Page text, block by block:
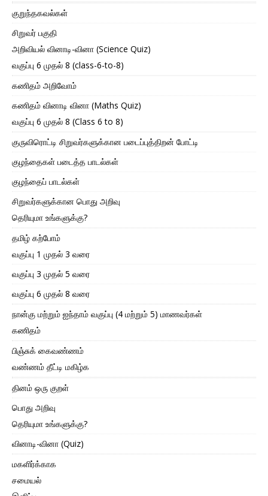
குறுந்தகவல்கள்
சிறுவர் பகுதி
அறிவியல் வினாடி-வினா (Science Quiz)
வகுப்பு 6 முதல் 8 (class-6-to-8)
கணிதம் அறிவோம்
கணிதம் வினாடி வினா (Maths Quiz)
வகுப்பு 6 முதல் 8 (Class 6 to 8)
குருவிரொட்டி சிறுவர்களுக்கான படைப்புத்திறன் போட்டி
குழந்தைகள் படைத்த பாடல்கள்
குழந்தைப் பாடல்கள்
சிறுவர்களுக்கான பொது அறிவு
தெரியுமா உங்களுக்கு?
தமிழ் கற்போம்
வகுப்பு 1 முதல் 3 வரை
வகுப்பு 3 முதல் 5 வரை
வகுப்பு 6 முதல் 8 வரை
நான்கு மற்றும் ஐந்தாம் வகுப்பு (4 மற்றும் 5) மாணவர்கள்
கணிதம்
பிஞ்சுக் கைவண்ணம்
வண்ணம் தீட்டி மகிழ்க
தினம் ஒரு குறள்
பொது அறிவு
தெரியுமா உங்களுக்கு?
வினாடி-வினா (Quiz)
மகளிர்க்காக
சமையல்